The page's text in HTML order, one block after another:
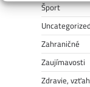
Šport
Uncategorized
Zahraničné
Zaujímavosti
Zdravie,